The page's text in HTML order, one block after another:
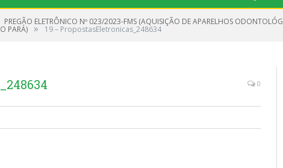
PREGÃO ELETRÔNICO Nº 023/2023-FMS (AQUISIÇÃO DE APARELHOS
PARÁ) » 19 – PropostasEletronicas_248634
0